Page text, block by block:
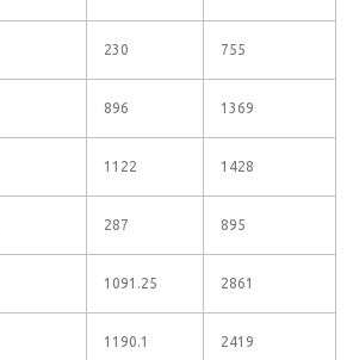
230 755
896 1369
1122 1428
287 895
1091.25 2861
1190.1 2419